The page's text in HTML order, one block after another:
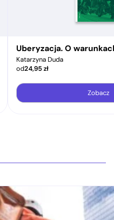
Uberyzacja. O
Katarzyna Duda
od24,95zł
Zobacz